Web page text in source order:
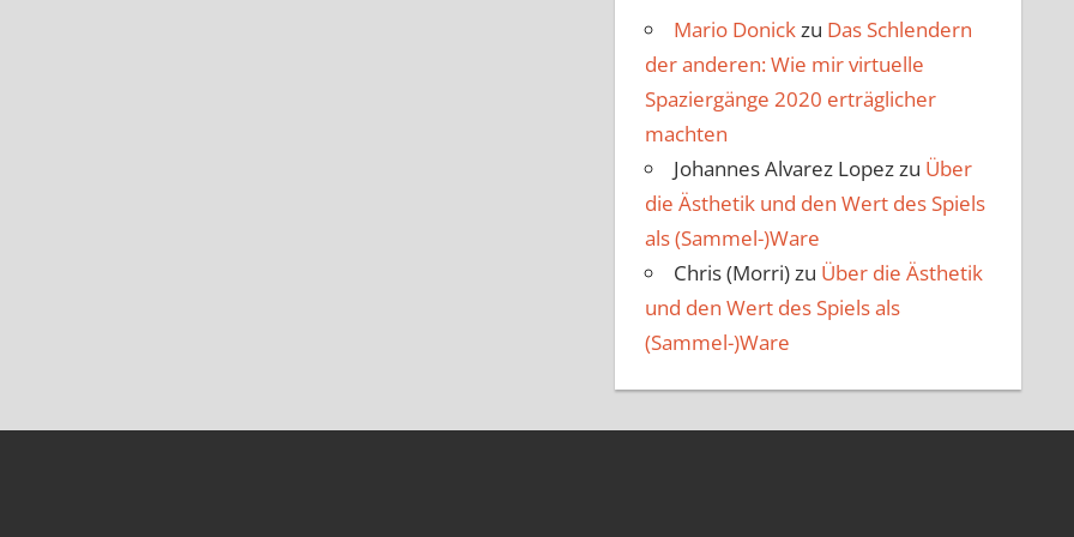
Mario Donickzu Das Schlendern
der anderen: Wie mir virtuelle
Spaziergänge 2020 erträglicher
machten
Johannes Alvarez Lopezzu Über
die Ästhetik und den Wert des Spiels
als (Sammel-)Ware
Chris (Morri)zu Über die Ästhetik
und den Wert des Spiels als
(Sammel-)Ware